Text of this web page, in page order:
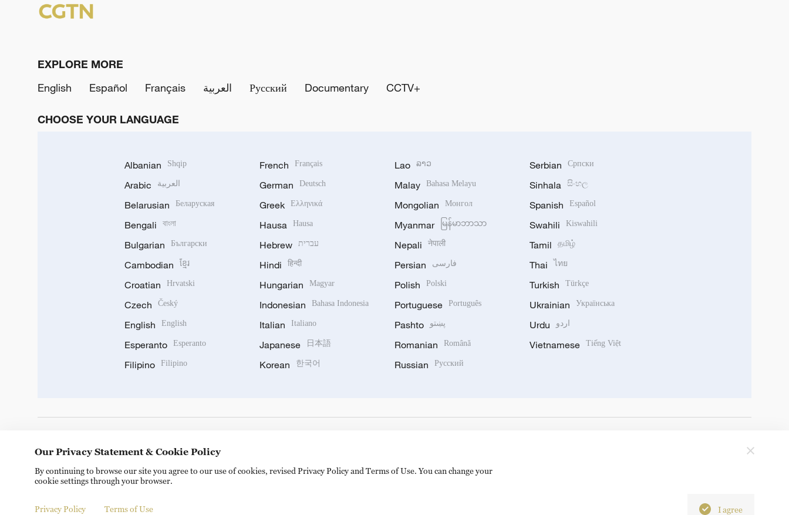
EXPLORE MORE
English
Español Français العربية Русский Documentary CCTV+
CHOOSE YOUR LANGUAGE
Albanian Shqip
Arabic العربية
Belarusian Беларуская
Bengali বাংলা
Bulgarian Български
Cambodian ខ្មែរ
Croatian Hrvatski
Czech Český
English English
Esperanto Esperanto
Filipino Filipino
French Français
German Deutsch
Greek Ελληνικά
Hausa Hausa
Hebrew עברית
Hindi हिन्दी
Hungarian Magyar
Indonesian Bahasa Indonesia
Italian Italiano
Japanese 日本語
Korean 한국어
Lao ລາວ
Malay Bahasa Melayu
Mongolian Монгол
Myanmar မြန်မာဘာသာ
Nepali नेपाली
Persian فارسی
Polish Polski
Portuguese Português
Pashto پښتو
Romanian Română
Russian Русский
Serbian Српски
Sinhala සිංහල
Spanish Español
Swahili Kiswahili
Tamil தமிழ்
Thai ไทย
Turkish Türkçe
Ukrainian Українська
Urdu اردو
Vietnamese Tiếng Việt
Copyright © 2024 CGTN. 京ICP备20000184号
Our Privacy Statement & Cookie Policy
By continuing to browse our site you agree to our use of cookies, revised Privacy Policy and Terms of Use. You can change your
cookie settings through your browser.
Privacy Policy Terms of Use I agree